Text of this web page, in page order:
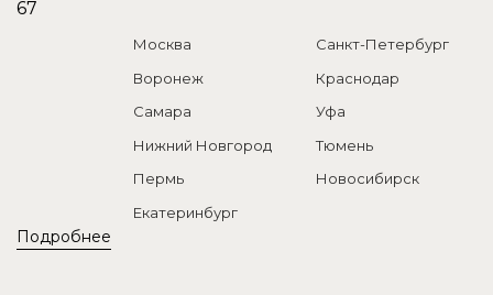
67
Подробнее
Москва
Санкт-Петербург
Воронеж
Краснодар
Самара
Уфа
Нижний Новгород
Тюмень
Пермь
Новосибирск
Екатеринбург